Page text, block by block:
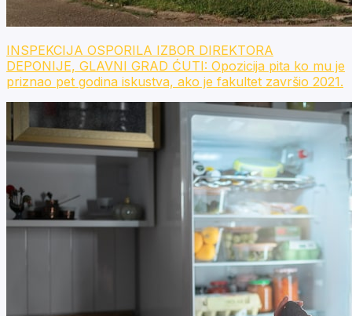
INSPEKCIJA OSPORILA IZBOR DIREKTORA
DEPONIJE, GLAVNI GRAD ĆUTI: Opozicija pita ko mu je
priznao pet godina iskustva, ako je fakultet završio 2021.